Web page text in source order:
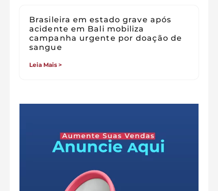
Brasileira em estado grave após
acidente em Bali mobiliza
campanha urgente por doação de
sangue
Leia Mais >